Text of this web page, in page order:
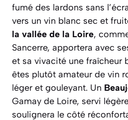
fumé des lardons sans
vers un vin blanc sec et
la vallée de la Loire,
Sancerre, apportera avec
et sa vivacité une fraîcheur
êtes plutôt amateur de vin
léger et gouleyant. Un
Gamay de Loire, servi
soulignera le côté